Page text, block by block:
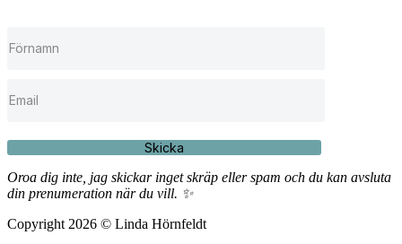
Skicka
Oroa dig inte, jag skickar inget skräp eller spam och du kan avsluta
din prenumeration när du vill. ✨
Copyright 2026 © Linda Hörnfeldt